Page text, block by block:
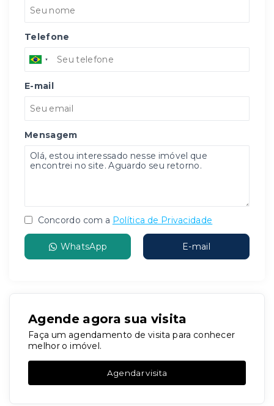
Telefone
E-mail
Mensagem
Concordo com a Política de Privacidade
WhatsApp E-mail
Agende agora sua visita
Faça um agendamento de visita para conhecer
melhor o imóvel.
Agendar visita